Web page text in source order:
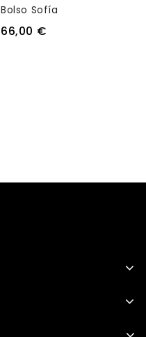
Bolso Sofía
66,00 €